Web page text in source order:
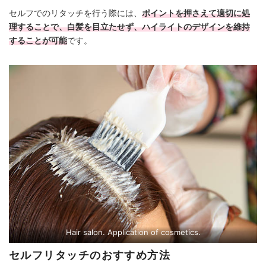
セルフでのリタッチを行う際には、 ポイントを押さえて適切に処
理することで、白髪を目立たせず、ハイライトのデザインを維持
することが可能です。
Hair salon. Application of cosmetics.
セルフリタッチのおすすめ方法